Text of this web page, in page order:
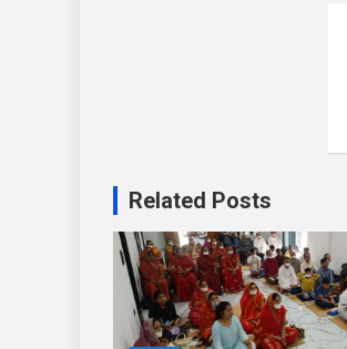
Related Posts